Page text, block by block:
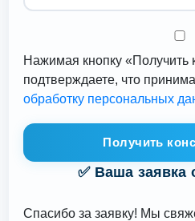
Нажимая кнопку «Получить
подтверждаете, что
обработку персональных
Получить
✅ Ваша заявка
Спасибо за заявку! Мы